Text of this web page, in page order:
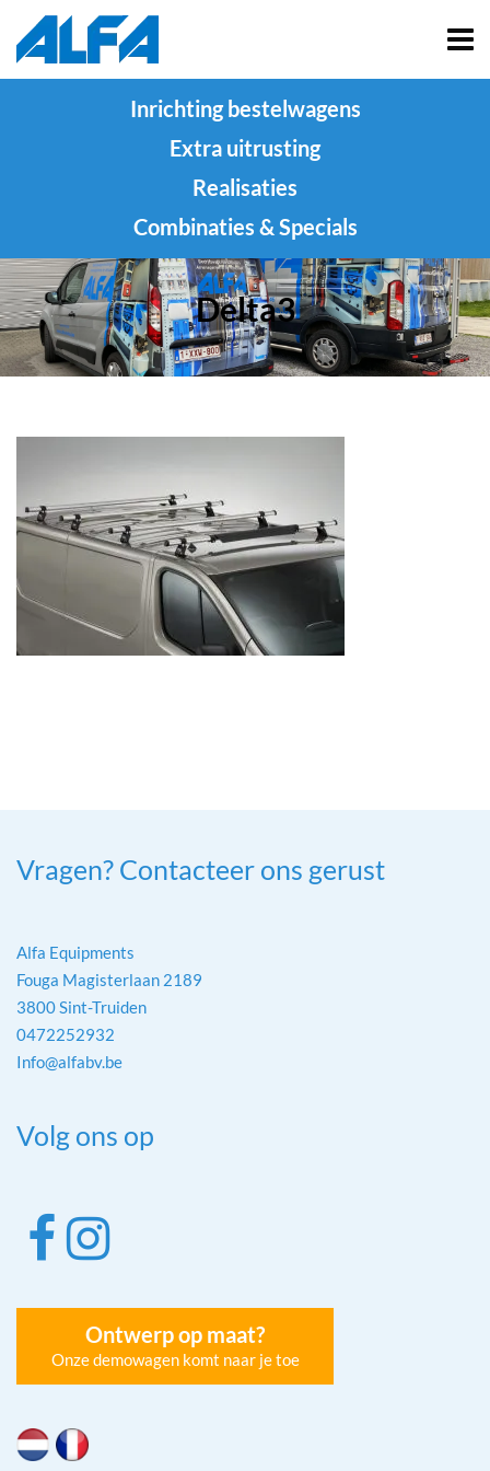
Inrichting bestelwagens
Extra uitrusting
Realisaties
Combinaties & Specials
Delta3
Vragen? Contacteer ons gerust
Alfa Equipments
Fouga Magisterlaan 2189
3800 Sint-Truiden
0472252932
Info@alfabv.be
Volg ons op
Ontwerp op maat?
Onze demowagen komt naar je toe